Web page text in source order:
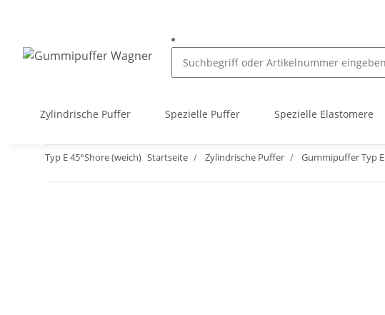
Zylindrische Puffer Spezielle Puffer Spezielle Elastomere
Typ E 45°Shore (weich) Startseite Zylindrische Puffer Gummipuffer Typ E